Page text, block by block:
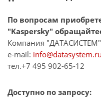
По вопросам
"Kaspersky"
Компания
e-mail: info@datasystem.ru
тел.+7 495 902-65-12
Доступно по запросу: